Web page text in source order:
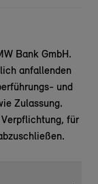
Bank GmbH.
anfallenden
und
Zulassung.
Verpflichtung, für